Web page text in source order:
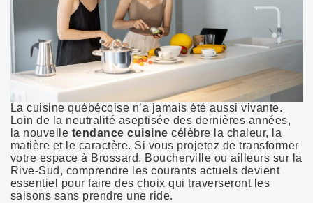
La cuisine québécoise n’a jamais été aussi vivante.
Loin de la neutralité aseptisée des dernières années,
la nouvelle tendance cuisine célèbre la chaleur, la
matière et le caractère. Si vous projetez de transformer
votre espace à Brossard, Boucherville ou ailleurs sur la
Rive-Sud, comprendre les courants actuels devient
essentiel pour faire des choix qui traverseront les
saisons sans prendre une ride.